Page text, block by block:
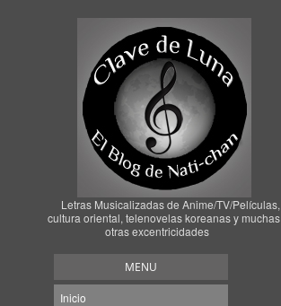
Letras Musicalizadas de Anime/TV/Películas,
cultura oriental, telenovelas koreanas y muchas
otras excentricidades
MENU
Inicio